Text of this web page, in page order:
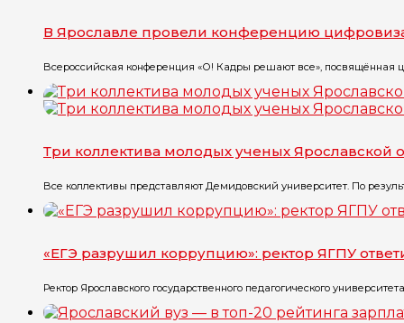
В Ярославле провели конференцию
Всероссийская конференция «О! Кадры решают все», посвящённая
Три коллектива молодых ученых
Все коллективы представляют Демидовский университет. По
«ЕГЭ разрушил коррупцию»: ректор ЯГПУ
Ректор Ярославского государственного педагогического